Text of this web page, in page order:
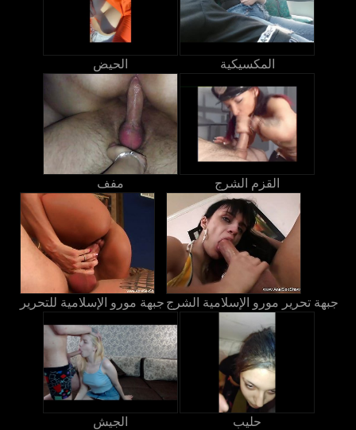
الحيض المكسيكية
مفف القزم الشرج
جبهة مورو الإسلامية للتحرير جبهة تحرير مورو الإسلامية الشرج
الجيش حليب